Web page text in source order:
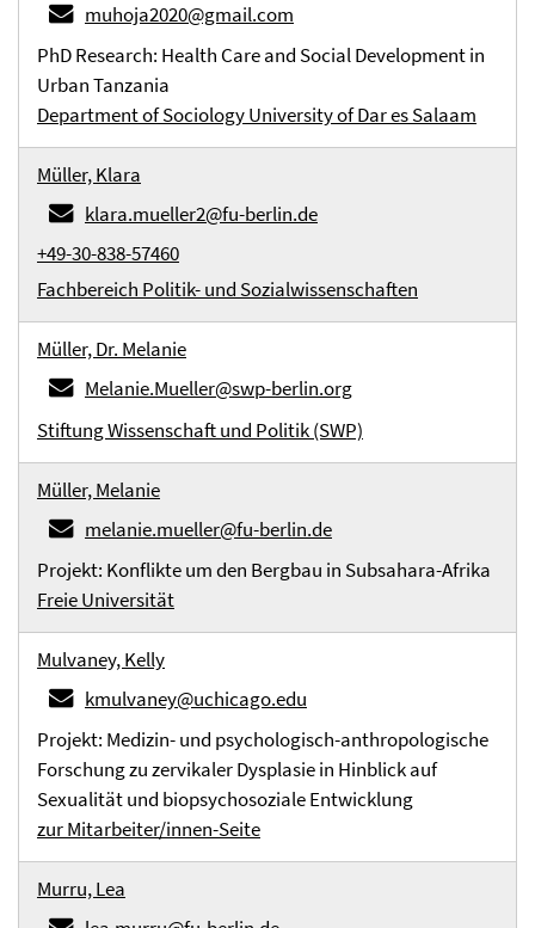
muhoja2020@gmail.com
PhD Research: Health Care and Social Development in
Urban Tanzania
Department of Sociology University of Dar es Salaam
Müller, Klara
klara.mueller2@fu-berlin.de
+49-30-838-57460
Fachbereich Politik- und Sozialwissenschaften
Müller, Dr. Melanie
Melanie.Mueller@swp-berlin.org
Stiftung Wissenschaft und Politik (SWP)
Müller, Melanie
melanie.mueller@fu-berlin.de
Projekt: Konflikte um den Bergbau in Subsahara-Afrika
Freie Universität
Mulvaney, Kelly
kmulvaney@uchicago.edu
Projekt: Medizin- und psychologisch-anthropologische
Forschung zu zervikaler Dysplasie in Hinblick auf
Sexualität und biopsychosoziale Entwicklung
zur Mitarbeiter/innen-Seite
Murru, Lea